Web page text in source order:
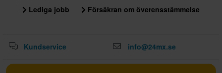
Lediga jobb
Försäkran om överensstämmelse
Kundservice info@24mx.se